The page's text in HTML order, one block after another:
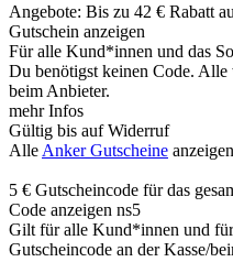
Angebote: Bis zu 42 € Rabatt
Gutschein anzeigen
Für alle Kund*innen und das
Du benötigst keinen Code.
beim Anbieter.
mehr Infos
Gültig bis auf Widerruf
Alle Anker Gutscheine anzeigen
5 € Gutscheincode für das
Code anzeigen ns5
Gilt für alle Kund*innen und
Gutscheincode an der Kasse/